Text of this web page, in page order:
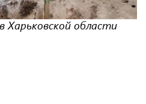
области